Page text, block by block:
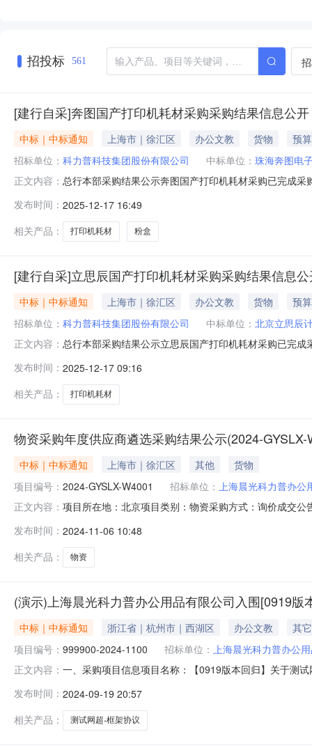
招投标 561
[建行自采]奔图国产打印机耗材采购采购结果信息公开
中标｜中标通知 上海市｜徐汇区 办公文教 货物
预
招标单位： 科力普科技集团股份有限公司 中标单位： 珠海奔图电
正文内容： 总行本部采购结果公示奔图国产打印机耗材采购已完成
2120元六、合同确定的采购数量：粉盒12支、硒鼓8支
发布时间： 2025-12-17 16:49
相关产品：
打印机耗材 粉盒
[建行自采]立思辰国产打印机耗材采购采购结果信息
中标｜中标通知 上海市｜徐汇区 办公文教 货物
预
招标单位： 科力普科技集团股份有限公司 中标单位： 北京立思辰
正文内容： 总行本部采购结果公示立思辰国产打印机耗材采购已完
五、采购价格（元）：17120元六、合同确定的采购数
发布时间： 2025-12-17 09:16
相关产品：
打印机耗材
物资采购年度供应商遴选采购结果公示(2024-
中标｜中标通知 上海市｜徐汇区 其他
货物
项目编号： 2024-GYSLX-W4001 招标单位： 上海晨光科力普办公
正文内容： 项目所在地：北京项目类别：物资采购方式：询价成交
邦威防护科技股份有限公司96.2%并列第三名北京优士
发布时间： 2024-11-06 10:48
相关产品：
物资
(演示)上海晨光科力普办公用品有限公司入围[0919
中标｜中标通知 浙江省｜杭州市｜西湖区 办公文教
其它
项目编号： 999900-2024-1100 招标单位： 上海晨光科力普办公
正文内容： 一、采购项目信息项目名称：【0919版本回归】关于测
州市西湖区中大银座100号供应商联系人和联系方式：
发布时间： 2024-09-19 20:57
相关产品：
测试网超-框架协议